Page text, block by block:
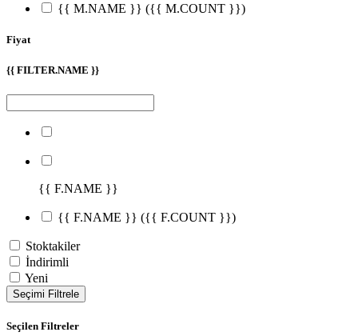
{{ M.NAME }} ({{ M.COUNT }})
Fiyat
{{ FILTER.NAME }}
{{ F.NAME }}
{{ F.NAME }} ({{ F.COUNT }})
Stoktakiler
İndirimli
Yeni
Seçimi Filtrele
Seçilen Filtreler